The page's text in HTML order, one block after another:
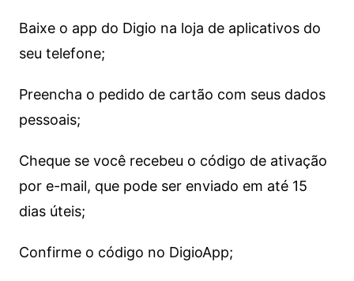
Baixe o app do Digio na loja de aplicativos do
seu telefone;
Preencha o pedido de cartão com seus dados
pessoais;
Cheque se você recebeu o código de ativação
por e-mail, que pode ser enviado em até 15
dias úteis;
Confirme o código no DigioApp;